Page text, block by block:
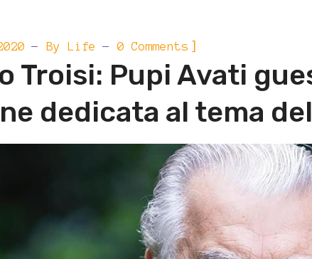
By Life 0 Comments ]
Troisi: Pupi Avati
dedicata al tema